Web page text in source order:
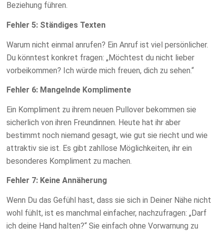
Beziehung führen.
Fehler 5: Ständiges Texten
Warum nicht einmal anrufen? Ein Anruf ist viel persönlicher.
Du könntest konkret fragen: „Möchtest du nicht lieber
vorbeikommen? Ich würde mich freuen, dich zu sehen.“
Fehler 6: Mangelnde Komplimente
Ein Kompliment zu ihrem neuen Pullover bekommen sie
sicherlich von ihren Freundinnen. Heute hat ihr aber
bestimmt noch niemand gesagt, wie gut sie riecht und wie
attraktiv sie ist. Es gibt zahllose Möglichkeiten, ihr ein
besonderes Kompliment zu machen.
Fehler 7: Keine Annäherung
Wenn Du das Gefühl hast, dass sie sich in Deiner Nähe nicht
wohl fühlt, ist es manchmal einfacher, nachzufragen: „Darf
ich deine Hand halten?“ Sie einfach ohne Vorwarnung zu